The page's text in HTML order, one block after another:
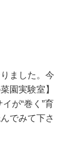
ました。今
園実験室】
が“巻く”育
でみて下さ